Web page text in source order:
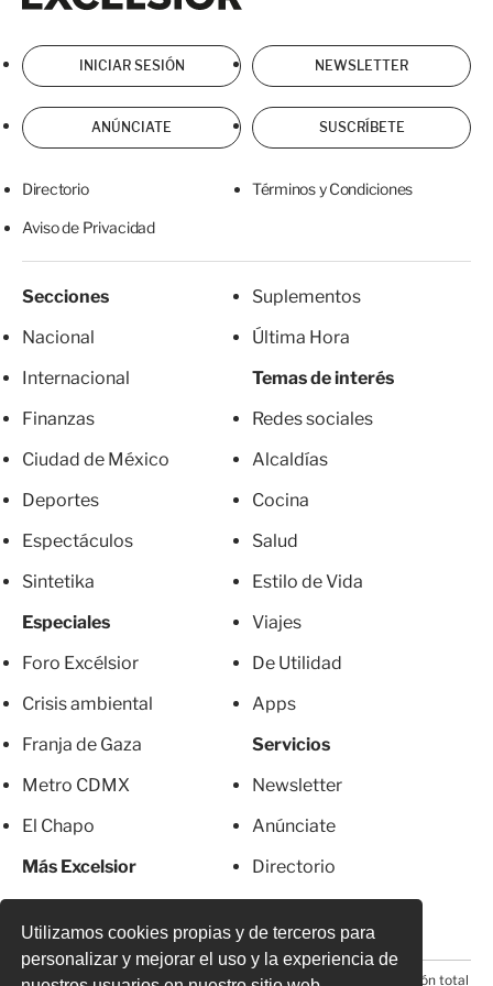
Utilizamos cookies propias y de terceros para
personalizar y mejorar el uso y la experiencia de
INICIAR SESIÓN NEWSLETTER
ANÚNCIATE SUSCRÍBETE
Directorio Términos y Condiciones
Aviso de Privacidad
Secciones
Nacional
Internacional
Finanzas
Ciudad de México
Deportes
Espectáculos
Sintetika
Especiales
Foro Excélsior
Crisis ambiental
Franja de Gaza
Metro CDMX
El Chapo
Más Excelsior
Suplementos
Última Hora
Temas de interés
Redes sociales
Alcaldías
Cocina
Salud
Estilo de Vida
Viajes
De Utilidad
Apps
Servicios
Newsletter
Anúnciate
Directorio
© 2026 Todos los derechos reservados. Prohibida la reproducción total